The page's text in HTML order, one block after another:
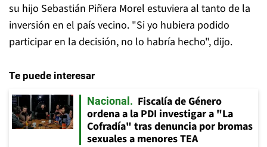
su hijo Sebastián Piñera Morel estuviera al tanto de la
inversión en el país vecino. "Si yo hubiera podido
participar en la decisión, no lo habría hecho", dijo.
Te puede interesar
Nacional
Fiscalía de Género
ordena a la PDI investigar a "La
Cofradía" tras denuncia por bromas
sexuales a menores TEA